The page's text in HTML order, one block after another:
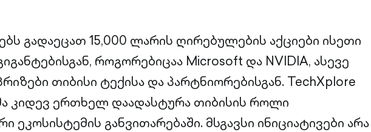
გადაეცათ 15,000 ლარის ღირებულების აქციები ისეთი
როგორებიცაა Microsoft და NVIDIA, ასევე
თიბისი ტექისა და პარტნიორებისგან. TechXplore
კიდევ ერთხელ დაადასტურა თიბისის როლი
ეკოსისტემის განვითარებაში. მსგავსი ინიციატივები არა